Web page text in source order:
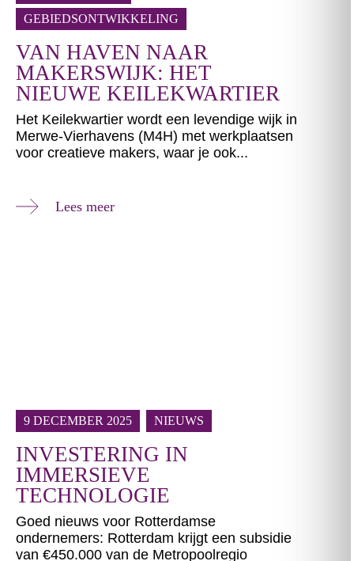
GEBIEDSONTWIKKELING
VAN HAVEN NAAR
MAKERSWIJK: HET
NIEUWE KEILEKWARTIER
Het Keilekwartier wordt een levendige wijk in
Merwe-Vierhavens (M4H) met werkplaatsen
voor creatieve makers, waar je ook...
Lees meer
9 DECEMBER 2025 NIEUWS
INVESTERING IN
IMMERSIEVE
TECHNOLOGIE
Goed nieuws voor Rotterdamse
ondernemers: Rotterdam krijgt een subsidie
van €450.000 van de Metropoolregio